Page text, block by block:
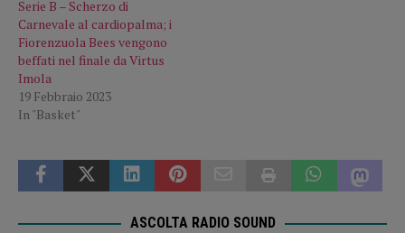
Serie B – Scherzo di
Carnevale al cardiopalma; i
Fiorenzuola Bees vengono
beffati nel finale da Virtus
Imola
19 Febbraio 2023
In "Basket"
ASCOLTA RADIO SOUND